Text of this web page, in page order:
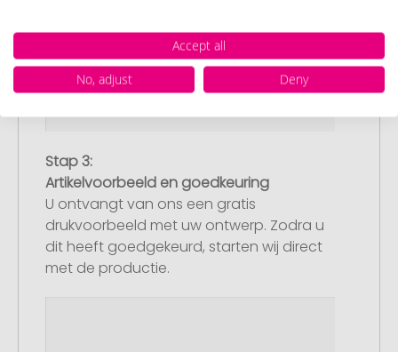
Stap 3:
Artikelvoorbeeld en goedkeuring
U ontvangt van ons een gratis
drukvoorbeeld met uw ontwerp. Zodra u
dit heeft goedgekeurd, starten wij direct
met de productie.
Accept all
No, adjust
Deny